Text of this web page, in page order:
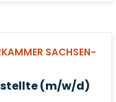
SACHSEN-
(m/w/d)